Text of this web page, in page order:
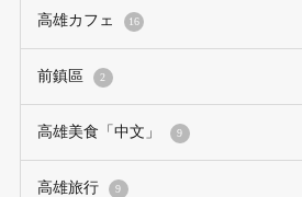
高雄カフェ 16
前鎮區 2
高雄美食「中文」 9
高雄旅行 9